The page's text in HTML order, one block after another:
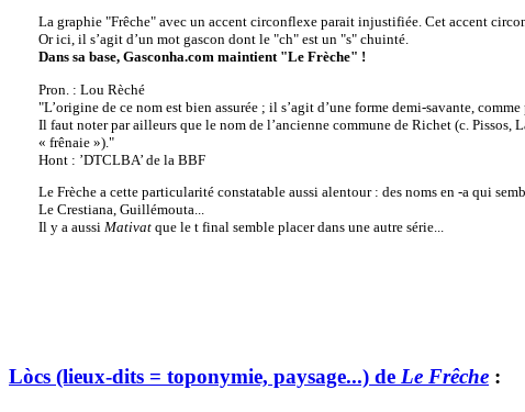
La graphie "Frêche" avec un accent circonflexe parait injustifiée. Cet accent
Or ici, il s’agit d’un mot gascon dont le "ch" est un "s" chuinté.
Dans sa base, Gasconha.com maintient "Le Frèche" !
Pron. : Lou Rèché
"L’origine de ce nom est bien assurée ; il s’agit d’une forme demi-savante,
Il faut noter par ailleurs que le nom de l’ancienne commune de Richet (c. Pissos,
« frênaie »)."
Hont : ’DTCLBA’ de la BBF
Le Frèche a cette particularité constatable aussi alentour : des noms en -a qui
Le Crestiana, Guillémouta...
Il y a aussi Mativatque le t final semble placer dans une autre série...
Lòcs (lieux-dits = toponymie, paysage...) de Le Frêche :